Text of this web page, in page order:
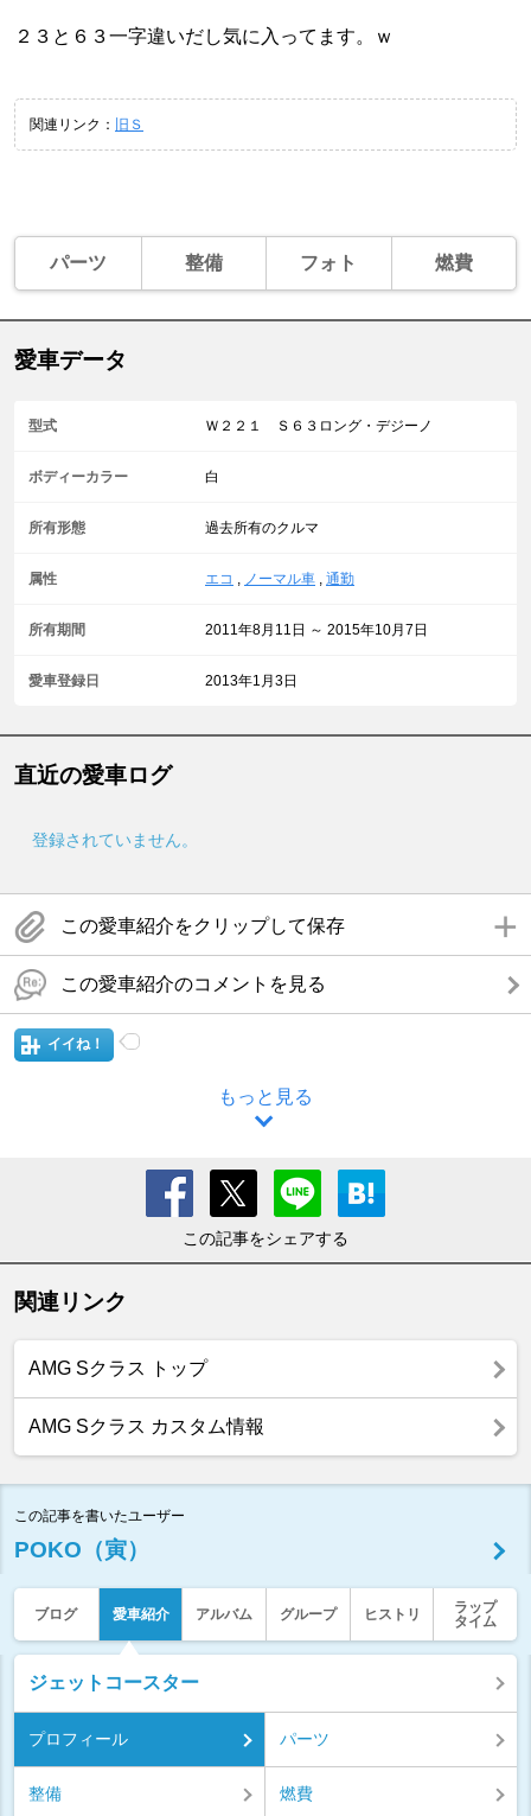
２３と６３一字違いだし気に入ってます。ｗ
関連リンク： 旧Ｓ
パーツ 整備 フォト 燃費
愛車データ
型式 Ｗ２２１ Ｓ６３ロング・デジーノ
ボディーカラー 白
所有形態 過去所有のクルマ
属性 エコ , ノーマル車 , 通勤
所有期間 2011年8月11日 ～ 2015年10月7日
愛車登録日 2013年1月3日
直近の愛車ログ
登録されていません。
この愛車紹介をクリップして保存
この愛車紹介のコメントを見る
イイね！
もっと見る
この記事をシェアする
関連リンク
AMG Sクラス トップ
AMG Sクラス カスタム情報
この記事を書いたユーザー
POKO（寅）
ブログ 愛車紹介 アルバム グループ ヒストリ
ラップ
タイム
ジェットコースター
プロフィール パーツ
整備 燃費